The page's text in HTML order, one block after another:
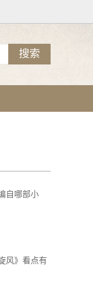
自哪部小
风》看点有